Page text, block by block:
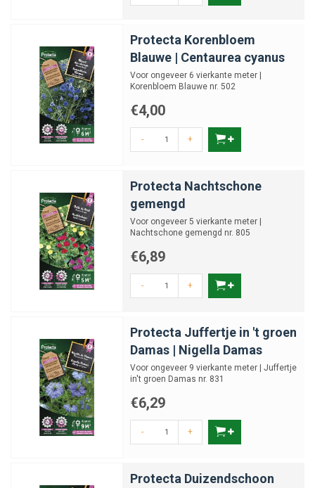
Protecta Korenbloem
Blauwe | Centaurea cyanus
Voor ongeveer 6 vierkante meter |
Korenbloem Blauwe nr. 502
€4,00
- +
Protecta Nachtschone
gemengd
Voor ongeveer 5 vierkante meter |
Nachtschone gemengd nr. 805
€6,89
- +
Protecta Juffertje in 't groen
Damas | Nigella Damas
Voor ongeveer 9 vierkante meter | Juffertje
in't groen Damas nr. 831
€6,29
- +
Protecta Duizendschoon